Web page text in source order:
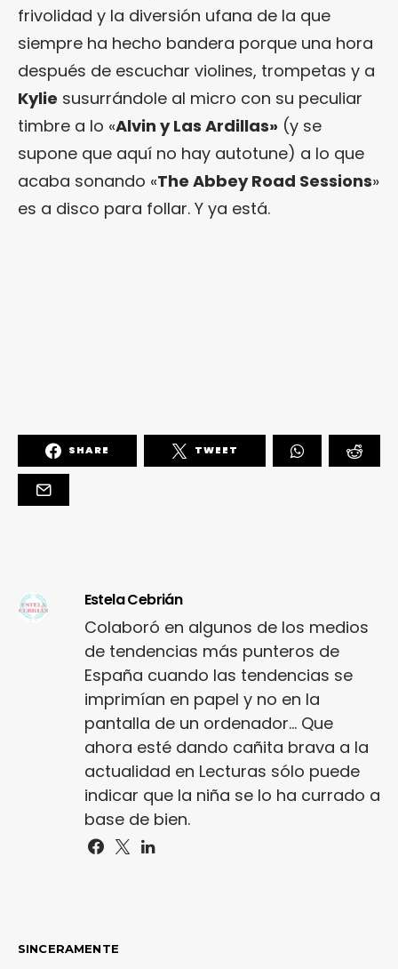
frivolidad y la diversión ufana de la que
siempre ha hecho bandera porque una hora
después de escuchar violines, trompetas y a
Kylie susurrándole al micro con su peculiar
timbre a lo «Alvin y Las Ardillas» (y se
supone que aquí no hay autotune) a lo que
acaba sonando «The Abbey Road Sessions»
es a disco para follar. Y ya está.
SHARE TWEET
Estela Cebrián
Colaboró en algunos de los medios
de tendencias más punteros de
España cuando las tendencias se
imprimían en papel y no en la
pantalla de un ordenador... Que
ahora esté dando cañita brava a la
actualidad en Lecturas sólo puede
indicar que la niña se lo ha currado a
base de bien.
SINCERAMENTE